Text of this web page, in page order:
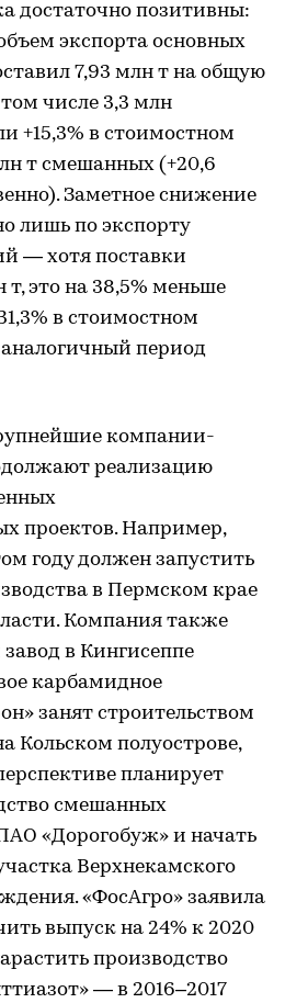
достаточно позитивны:
экспорта основных
7,93 млн т на общую
числе 3,3 млн
+15,3% в стоимостном
т смешанных (+20,6
Заметное снижение
лишь по экспорту
— хотя поставки
это на 38,5% меньше
в стоимостном
период
компании-
реализацию
проектов. Например,
году должен запустить
в Пермском крае
Компания также
в Кингисеппе
карбамидное
занят строительством
Кольском полуострове,
планирует
смешанных
«Дорогобуж» и начать
Верхнекамского
«ФосАгро» заявила
выпуск на 24% к 2020
производство
— в 2016–2017